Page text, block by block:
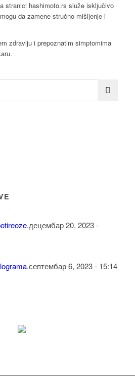
stranici hashimoto.rs služe isključivo
da zamene stručno mišljenje i
zdravlju i prepoznatim simptomima
децембар 20, 2023 -
септембар 6, 2023 - 15:14